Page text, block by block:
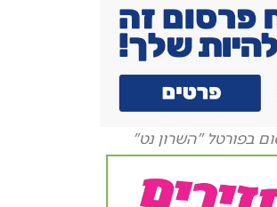
בפורטל "השרון נט"